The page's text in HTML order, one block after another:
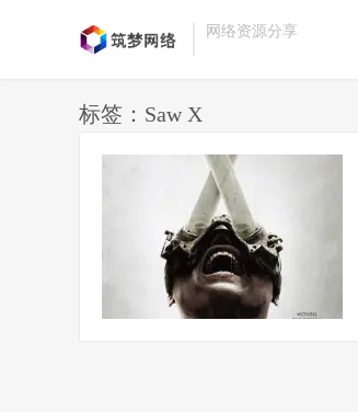
网络资源分享
标签：Saw X